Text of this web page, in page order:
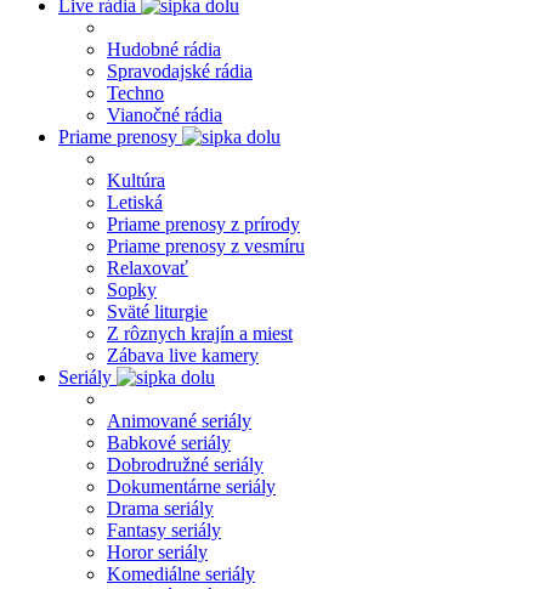
Live rádia
Hudobné rádia
Spravodajské rádia
Techno
Vianočné rádia
Priame prenosy
Kultúra
Letiská
Priame prenosy z prírody
Priame prenosy z vesmíru
Relaxovať
Sopky
Sväté liturgie
Z rôznych krajín a miest
Zábava live kamery
Seriály
Animované seriály
Babkové seriály
Dobrodružné seriály
Dokumentárne seriály
Drama seriály
Fantasy seriály
Horor seriály
Komediálne seriály